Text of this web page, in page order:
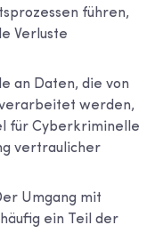
führen,
Verluste
an Daten, die von
werden,
für Cyberkriminelle
vertraulicher
Umgang mit
ein Teil der